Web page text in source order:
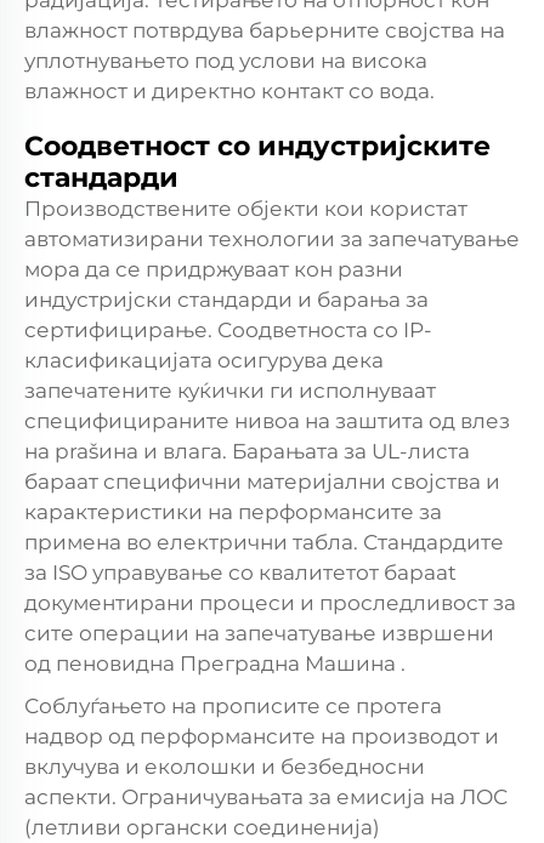
влажност потврдува барьерните својства на
уплотнувањето под услови на висока
влажност и директно контакт со вода.
Соодветност со индустријските
стандарди
Производствените објекти кои користат
автоматизирани технологии за запечатување
мора да се придржуваат кон разни
индустријски стандарди и барања за
сертифицирање. Соодветноста со IP-
класификацијата осигурува дека
запечатените куќички ги исполнуваат
специфицираните нивоа на заштита од влез
на prašина и влага. Барањата за UL-листа
бараат специфични материјални својства и
карактеристики на перформансите за
примена во електрични табла. Стандардите
за ISO управување со квалитетот барaat
документирани процеси и проследливост за
сите операции на запечатување извршени
од пеновидна Преградна Машина .
Соблуѓањето на прописите се протега
надвор од перформансите на производот и
вклучува и еколошки и безбедносни
аспекти. Ограничувањата за емисија на ЛОС
(летливи органски соединенија)